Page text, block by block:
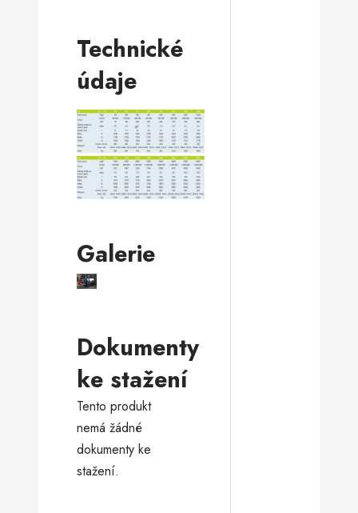
Technické
údaje
Galerie
Dokumenty
ke stažení
Tento produkt
nemá žádné
dokumenty ke
stažení.